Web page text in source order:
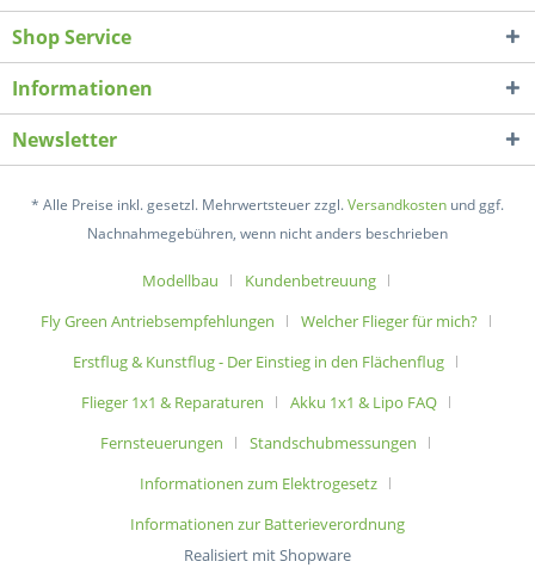
Shop Service
Informationen
Newsletter
* Alle Preise inkl. gesetzl. Mehrwertsteuer zzgl.Versandkosten und ggf.
Nachnahmegebühren, wenn nicht anders beschrieben
Modellbau
Kundenbetreuung
Fly Green Antriebsempfehlungen
Welcher Flieger für mich?
Erstflug & Kunstflug - Der Einstieg in den Flächenflug
Flieger 1x1 & Reparaturen
Akku 1x1 & Lipo FAQ
Fernsteuerungen
Standschubmessungen
Informationen zum Elektrogesetz
Informationen zur Batterieverordnung
Realisiert mit Shopware